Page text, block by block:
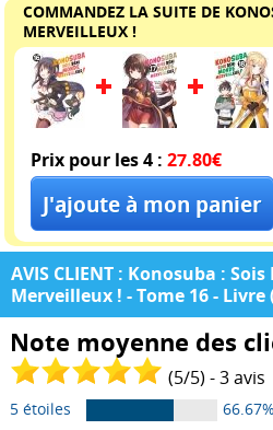
COMMANDEZ LA SUITE DE
MERVEILLEUX !
Prix pour les 4 : 27.80€
AVIS CLIENT : Konosuba :
Merveilleux ! - Tome 16 - Livre
Note moyenne des
(5/5) -3avis
5 étoiles